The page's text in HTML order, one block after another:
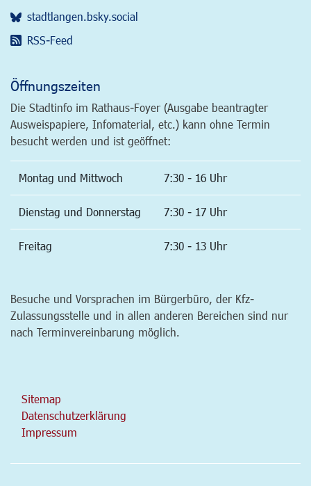
stadtlangen.bsky.social
RSS-Feed
Öffnungszeiten
Die Stadtinfo im Rathaus-Foyer (Ausgabe beantragter
Ausweispapiere, Infomaterial, etc.) kann ohne Termin
besucht werden und ist geöffnet:
Montag und Mittwoch 7:30 - 16 Uhr
Dienstag und Donnerstag 7:30 - 17 Uhr
Freitag 7:30 - 13 Uhr
Besuche und Vorsprachen im Bürgerbüro, der Kfz-
Zulassungsstelle und in allen anderen Bereichen sind nur
nach Terminvereinbarung möglich.
Sitemap
Datenschutzerklärung
Impressum